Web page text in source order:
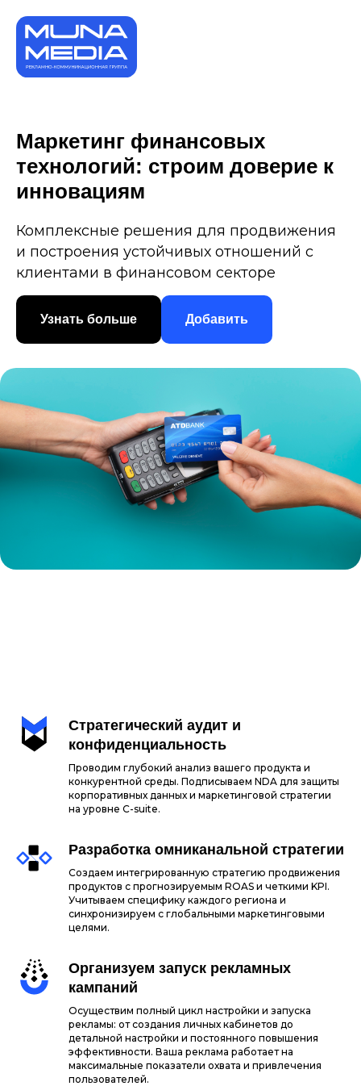
Маркетинг финансовых
технологий: строим доверие к
инновациям
Комплексные решения для продвижения
и построения устойчивых отношений с
клиентами в финансовом секторе
Узнать больше Добавить
Стратегический аудит и
конфиденциальность
Проводим глубокий анализ вашего продукта и
конкурентной среды. Подписываем NDA для защиты
корпоративных данных и маркетинговой стратегии
на уровне C-suite.
Разработка омниканальной стратегии
Создаем интегрированную стратегию продвижения
продуктов с прогнозируемым ROAS и четкими KPI.
Учитываем специфику каждого региона и
синхронизируем с глобальными маркетинговыми
целями.
Организуем запуск рекламных
кампаний
Осуществим полный цикл настройки и запуска
рекламы: от создания личных кабинетов до
детальной настройки и постоянного повышения
эффективности. Ваша реклама работает на
максимальные показатели охвата и привлечения
пользователей.